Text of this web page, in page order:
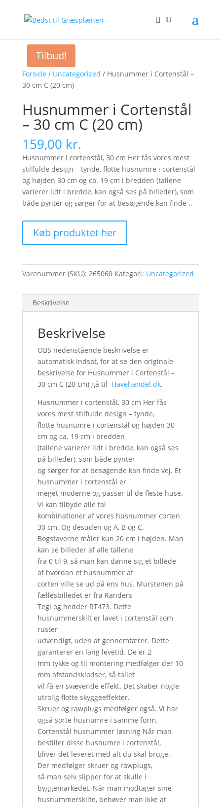
Forside / Uncategorized / Husnummer i Cortenstål –
30 cm C (20 cm)
Husnummer i Cortenstål
– 30 cm C (20 cm)
159,00 kr.
Husnummer i cortenstål, 30 cm Her fås vores mest
stilfulde design – tynde, flotte husnumre i cortenstål
og højden 30 cm og ca. 19 cm i bredden (tallene
varierer lidt i bredde, kan også ses på billeder), som
både pynter og sørger for at besøgende kan finde ..
Køb produktet her
Varenummer (SKU): 265060 Kategori: Uncategorized
Beskrivelse
Beskrivelse
OBS nedenstående beskrivelse er
automatisk indsat, for at se den originale
beskrivelse for Husnummer i Cortenstål –
30 cm C (20 cm) gå til Havehandel.dk.
Husnummer i cortenstål, 30 cm Her fås
vores mest stilfulde design – tynde,
flotte husnumre i cortenstål og højden 30
cm og ca. 19 cm i bredden
(tallene varierer lidt i bredde, kan også ses
på billeder), som både pynter
og sørger for at besøgende kan finde vej. Et
husnummer i cortenstål er
meget moderne og passer til de fleste huse.
Vi kan tilbyde alle tal
kombinationer af vores husnummer corten
30 cm. Og desuden og A, B og C.
Bogstaverne måler kun 20 cm i højden. Man
kan se billeder af alle tallene
fra 0 til 9, så man kan danne sig et billede
af hvordan et husnummer af
corten ville se ud på ens hus. Murstenen på
fællesbilledet er fra Randers
Tegl og hedder RT473. Dette
husnummerskilt er lavet i cortenstål som
ruster
udvendigt, uden at gennemtærer. Dette
garanterer en lang levetid. De er 2
mm tykke og til montering medfølger der 10
mm afstandsklodser, så tallet
vil få en svævende effekt. Det skaber nogle
utrolig flotte skyggeeffekter.
Skruer og rawplugs medfølger også. Vi har
også sorte husnumre i samme form.
Cortenstål husnummer løsning Når man
bestiller disse husnumre i cortenstål,
bliver det leveret med alt du skal bruge.
Der medfølger skruer og rawplugs,
så man selv slipper for at skulle i
byggemarkedet. Når man modtager sine
husnummerskilte, behøver man ikke at
Tilbud!